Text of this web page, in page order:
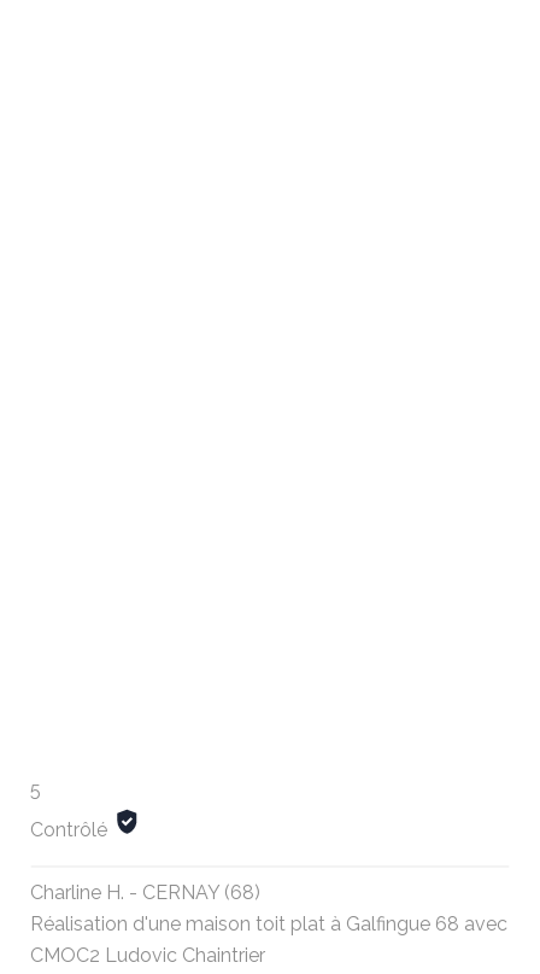
5
Contrôlé
Charline H. - CERNAY (68)
Réalisation d'une maison toit plat à Galfingue 68 avec
CMOC2 Ludovic Chaintrier